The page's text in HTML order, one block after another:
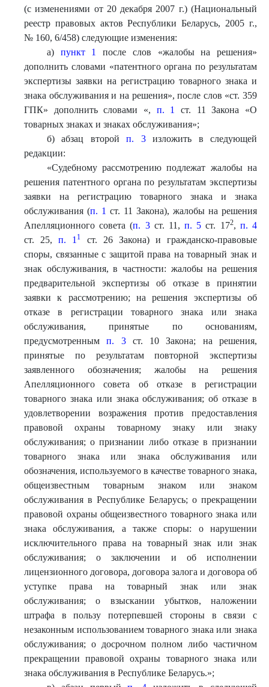
(с изменениями от 20 декабря 2007 г.) (Национальный
реестр правовых актов Республики Беларусь, 2005 г.,
№ 160, 6/458) следующие изменения:
а) пункт 1
после слов «жалобы на решения»
дополнить словами «патентного органа по результатам
экспертизы заявки на регистрацию товарного знака и
знака обслуживания и на решения», после слов «ст. 359
ГПК» дополнить словами «, п. 1
ст. 11 Закона «О
товарных знаках и знаках обслуживания»;
б) абзац второйп. 3изложить в следующей
редакции:
«Судебному рассмотрению подлежат жалобы на
решения патентного органа по результатам экспертизы
заявки на регистрацию товарного знака и знака
обслуживания (п. 1 ст. 11 Закона), жалобы на решения
Апелляционного совета (п. 3ст. 11,п. 5 ст. 172, п. 4
ст. 25,п. 1 1
ст. 26 Закона) и гражданско-правовые
споры, связанные с защитой права на товарный знак и
знак обслуживания, в частности: жалобы на решения
предварительной экспертизы об отказе в принятии
заявки к рассмотрению; на решения экспертизы об
отказе в регистрации товарного знака или знака
обслуживания, принятые по основаниям,
предусмотреннымп. 3ст. 10 Закона; на решения,
принятые по результатам повторной экспертизы
заявленного обозначения; жалобы на решения
Апелляционного совета об отказе в регистрации
товарного знака или знака обслуживания; об отказе в
удовлетворении возражения против предоставления
правовой охраны товарному знаку или знаку
обслуживания; о признании либо отказе в признании
товарного знака или знака обслуживания или
обозначения, используемого в качестве товарного знака,
общеизвестным товарным знаком или знаком
обслуживания в Республике Беларусь; о прекращении
правовой охраны общеизвестного товарного знака или
знака обслуживания, а также споры: о нарушении
исключительного права на товарный знак или знак
обслуживания; о заключении и об исполнении
лицензионного договора, договора залога и договора об
уступке права на товарный знак или знак
обслуживания; о взыскании убытков, наложении
штрафа в пользу потерпевшей стороны в связи с
незаконным использованием товарного знака или знака
обслуживания; о досрочном полном либо частичном
прекращении правовой охраны товарного знака или
знака обслуживания в Республике Беларусь.»;